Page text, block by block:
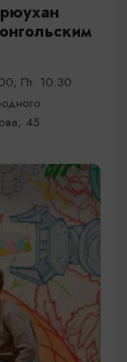
Пт. 10:30
45